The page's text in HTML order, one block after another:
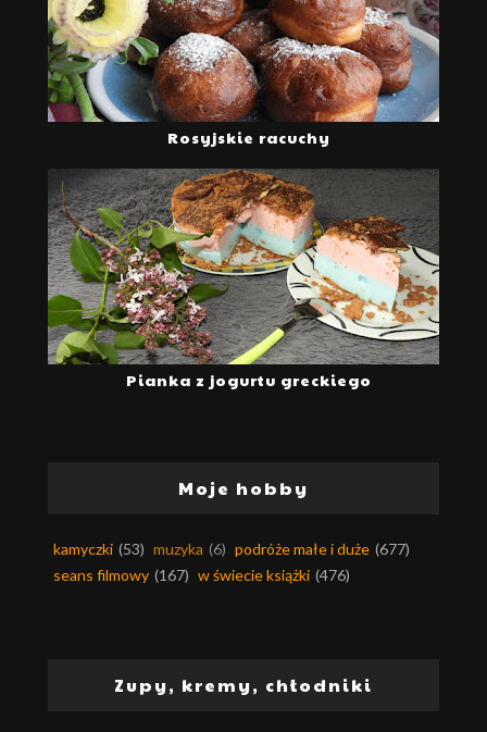
Rosyjskie racuchy
Pianka z jogurtu greckiego
Moje hobby
kamyczki (53) muzyka (6) podróże małe i duże (677)
seans filmowy (167) w świecie książki (476)
Zupy, kremy, chłodniki